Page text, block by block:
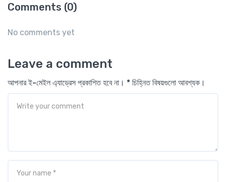
Comments (0)
No comments yet
Leave a comment
আপনার ই-মেইল এ্যাড্রেস প্রকাশিত হবে না। * চিহ্নিত বিষয়গুলো আবশ্যক।